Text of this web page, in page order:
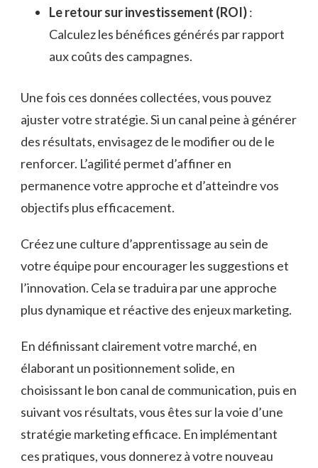
Le retour sur investissement (ROI):
Calculez les bénéfices générés par rapport
aux coûts des campagnes.
Une fois ces données collectées, vous pouvez
ajuster votre stratégie. Si un canal peine à générer
des résultats, envisagez de le modifier ou de le
renforcer. L’agilité permet d’affiner en
permanence votre approche et d’atteindre vos
objectifs plus efficacement.
Créez une culture d’apprentissage au sein de
votre équipe pour encourager les suggestions et
l’innovation. Cela se traduira par une approche
plus dynamique et réactive des enjeux marketing.
En définissant clairement votre marché, en
élaborant un positionnement solide, en
choisissant le bon canal de communication, puis en
suivant vos résultats, vous êtes sur la voie d’une
stratégie marketing efficace. En implémentant
ces pratiques, vous donnerez à votre nouveau